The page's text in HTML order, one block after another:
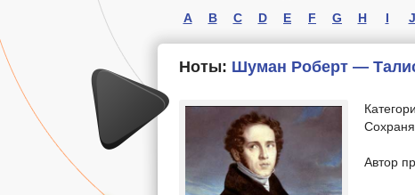
A
B C D E F G H I J
Ноты: Шуман Роберт —
Автор